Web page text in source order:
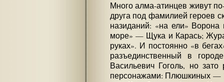
Много алма-атинцев живут
друга под фамилией героев
назиданий: «на ели»
море» — Щука и Карась;
руках». И постоянно «в
разъединственный в
Васильевич Гоголь, но
персонажами: Плюшкиных —